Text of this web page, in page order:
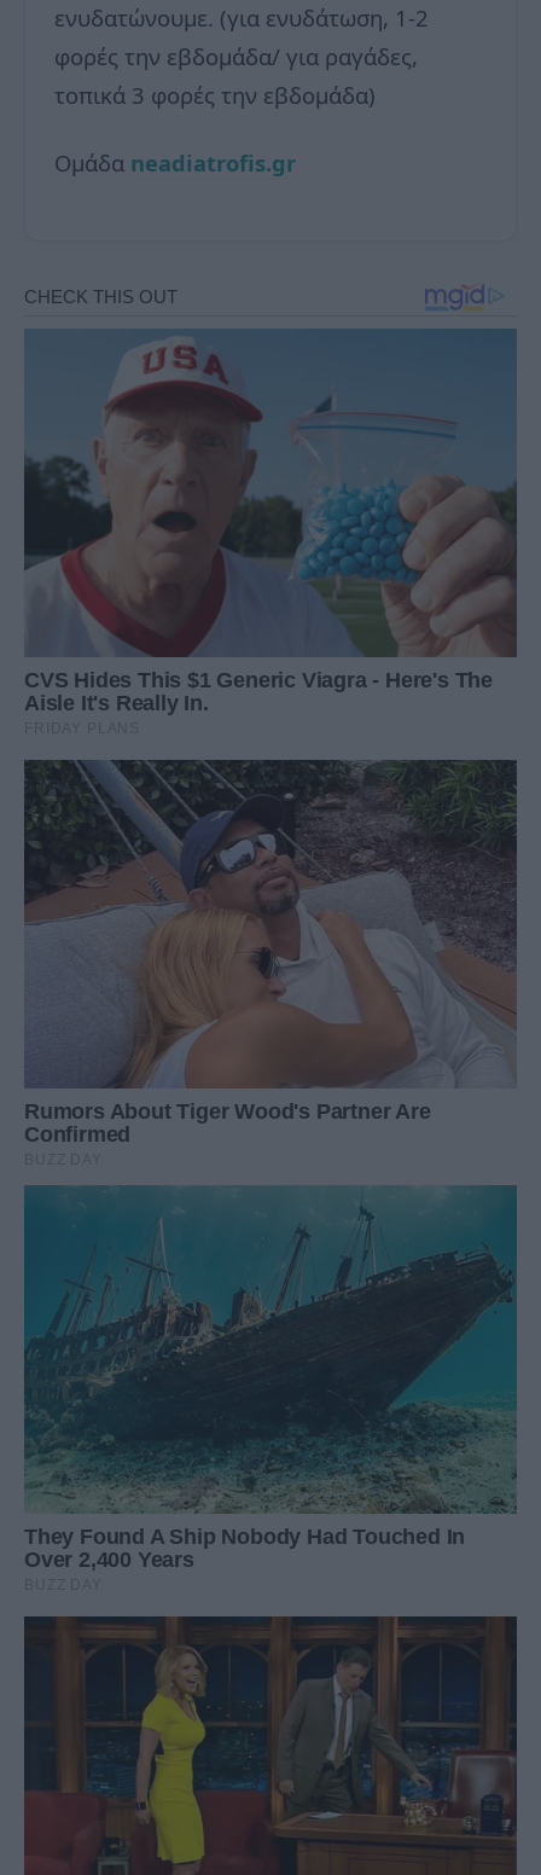
ενυδατώνουμε. (για ενυδάτωση, 1-2
φορές την εβδομάδα/ για ραγάδες,
τοπικά 3 φορές την εβδομάδα)
Ομάδα neadiatrofis.gr